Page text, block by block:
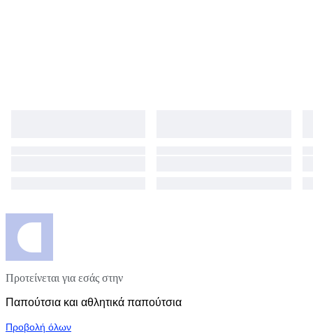
Προτείνεται για εσάς στην
Παπούτσια και αθλητικά παπούτσια
Προβολή όλων